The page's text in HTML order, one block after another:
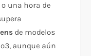
una hora de
de modelos
aunque aún